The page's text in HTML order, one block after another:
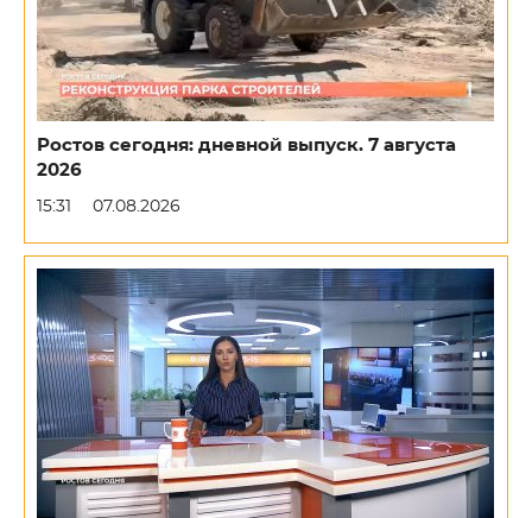
Ростов сегодня: дневной выпуск. 7 августа
2026
15:31 07.08.2026